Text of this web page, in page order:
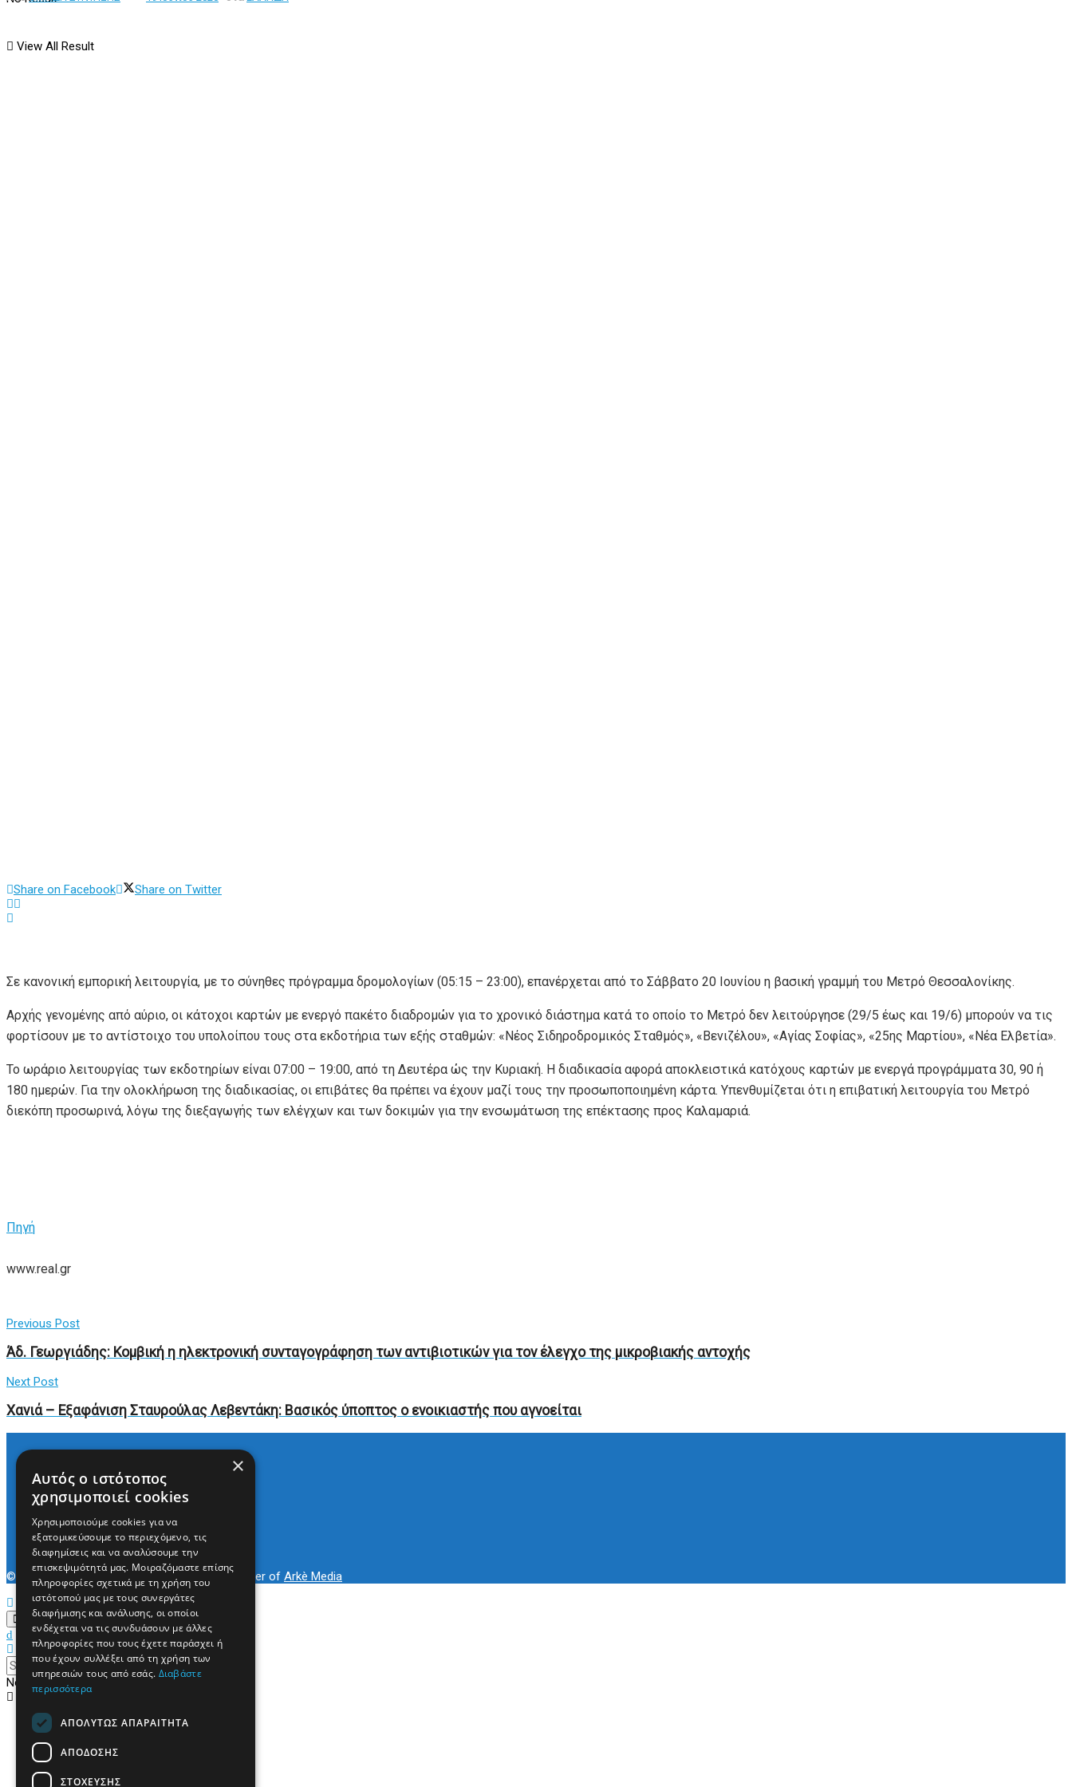
View All Result
Share on Facebook Share on Twitter
Σε κανονική εμπορική λειτουργία, με το σύνηθες πρόγραμμα δρομολογίων (05:15 – 23:00), επανέρχεται από το Σάββατο 20 Ιουνίου η βασική γραμμή του Μετρό Θεσσαλονίκης.
Αρχής γενομένης από αύριο, οι κάτοχοι καρτών με ενεργό πακέτο διαδρομών για το χρονικό διάστημα κατά το οποίο το Μετρό δεν λειτούργησε (29/5 έως και 19/6) μπορούν να τις
φορτίσουν με το αντίστοιχο του υπολοίπου τους στα εκδοτήρια των εξής σταθμών: «Νέος Σιδηροδρομικός Σταθμός», «Βενιζέλου», «Αγίας Σοφίας», «25ης Μαρτίου», «Νέα Ελβετία».
Το ωράριο λειτουργίας των εκδοτηρίων είναι 07:00 – 19:00, από τη Δευτέρα ώς την Κυριακή. Η διαδικασία αφορά αποκλειστικά κατόχους καρτών με ενεργά προγράμματα 30, 90 ή
180 ημερών. Για την ολοκλήρωση της διαδικασίας, οι επιβάτες θα πρέπει να έχουν μαζί τους την προσωποποιημένη κάρτα. Υπενθυμίζεται ότι η επιβατική λειτουργία του Μετρό
διεκόπη προσωρινά, λόγω της διεξαγωγής των ελέγχων και των δοκιμών για την ενσωμάτωση της επέκτασης προς Καλαμαριά.
Πηγή
www.real.gr
Previous Post
Άδ. Γεωργιάδης: Κομβική η ηλεκτρονική συνταγογράφηση των αντιβιοτικών για τον έλεγχο της μικροβιακής αντοχής
Next Post
Χανιά – Εξαφάνιση Σταυρούλας Λεβεντάκη: Βασικός ύποπτος ο ενοικιαστής που αγνοείται
Arkè Media Group
Radio Preveza 93
Arkè Advertising
Όροι και Προϋποθέσεις
Επικοινωνία
© 2022
Prevezapost Inspired by Partner of Arkè Media
No Result
View All Result
Αρχική
Κόσμος
Πολιτική
Τοπικά
Περιφερειακά
×
Αυτός ο ιστότοπος
χρησιμοποιεί cookies
Χρησιμοποιούμε cookies για να
εξατομικεύσουμε το περιεχόμενο, τις
διαφημίσεις και να αναλύσουμε την
επισκεψιμότητά μας. Μοιραζόμαστε επίσης
πληροφορίες σχετικά με τη χρήση του
ιστότοπού μας με τους συνεργάτες
διαφήμισης και ανάλυσης, οι οποίοι
ενδέχεται να τις συνδυάσουν με άλλες
πληροφορίες που τους έχετε παράσχει ή
που έχουν συλλέξει από τη χρήση των
υπηρεσιών τους από εσάς. Διαβάστε
περισσότερα
ΑΠΟΛΎΤΩΣ ΑΠΑΡΑΊΤΗΤΑ
ΑΠΌΔΟΣΗΣ
ΣΤΌΧΕΥΣΗΣ